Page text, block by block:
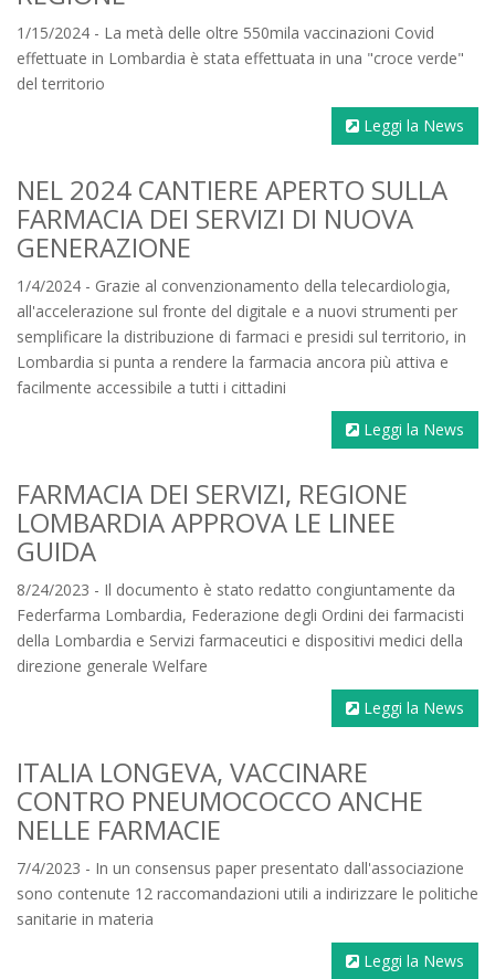
1/15/2024 - La metà delle oltre 550mila vaccinazioni Covid
effettuate in Lombardia è stata effettuata in una "croce verde"
del territorio
Leggi la News
NEL 2024 CANTIERE APERTO SULLA
FARMACIA DEI SERVIZI DI NUOVA
GENERAZIONE
1/4/2024 - Grazie al convenzionamento della telecardiologia,
all'accelerazione sul fronte del digitale e a nuovi strumenti per
semplificare la distribuzione di farmaci e presidi sul territorio, in
Lombardia si punta a rendere la farmacia ancora più attiva e
facilmente accessibile a tutti i cittadini
Leggi la News
FARMACIA DEI SERVIZI, REGIONE
LOMBARDIA APPROVA LE LINEE
GUIDA
8/24/2023 - Il documento è stato redatto congiuntamente da
Federfarma Lombardia, Federazione degli Ordini dei farmacisti
della Lombardia e Servizi farmaceutici e dispositivi medici della
direzione generale Welfare
Leggi la News
ITALIA LONGEVA, VACCINARE
CONTRO PNEUMOCOCCO ANCHE
NELLE FARMACIE
7/4/2023 - In un consensus paper presentato dall'associazione
sono contenute 12 raccomandazioni utili a indirizzare le politiche
sanitarie in materia
Leggi la News